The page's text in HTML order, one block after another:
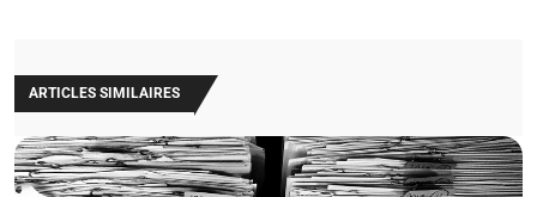
ARTICLES SIMILAIRES